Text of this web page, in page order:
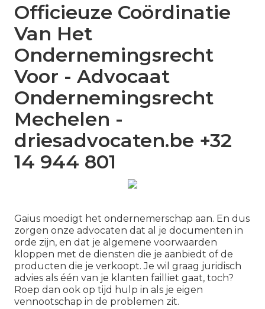
Officieuze Coördinatie
Van Het
Ondernemingsrecht
Voor - Advocaat
Ondernemingsrecht
Mechelen -
driesadvocaten.be +32
14 944 801
Gaius moedigt het ondernemerschap aan. En dus
zorgen onze advocaten dat al je documenten in
orde zijn, en dat je algemene voorwaarden
kloppen met de diensten die je aanbiedt of de
producten die je verkoopt. Je wil graag juridisch
advies als één van je klanten failliet gaat, toch?
Roep dan ook op tijd hulp in als je eigen
vennootschap in de problemen zit.